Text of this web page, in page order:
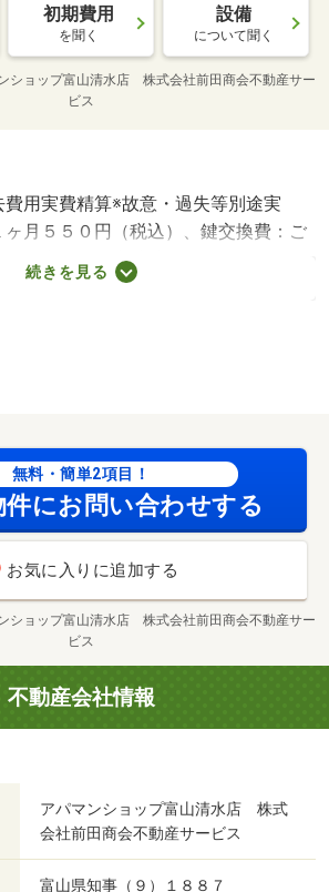
初期費用
を聞く
設備
について聞く
ショップ富山清水店 株式会社前田商会不動産サー
ビス
用実費精算※故意・過失等別途実
月５５０円（税込）、鍵交換費：ご
税込）、退去時清掃費：５２２５０
ーネット利用料：有料、更新手数料：
家賃等の１００％または１２
しができるテレビ電話による接客やお
ございます！ ／加盟団体名：（公
取引協会 公取協名：北陸不動産公正
続きを見る
無料・簡単2項目！
件にお問い合わせする
お気に入りに追加する
ショップ富山清水店 株式会社前田商会不動産サー
ビス
不動産会社情報
アパマンショップ富山清水店 株式
会社前田商会不動産サービス
富山県知事（９）１８８７